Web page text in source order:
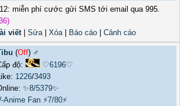
miễn phí cước gửi SMS tới email qua 995.
viết| Sửa| Xóa| Báo cáo Cảnh cáo
(Off) ♂️
độ:
♡6196♡
1226/3493
✨8/5379✨
Anime Fan ⚡7/80⚡